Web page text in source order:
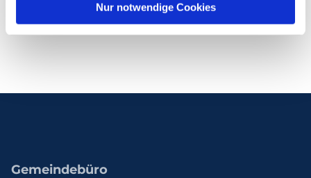
Nur notwendige Cookies
Gemeindebüro